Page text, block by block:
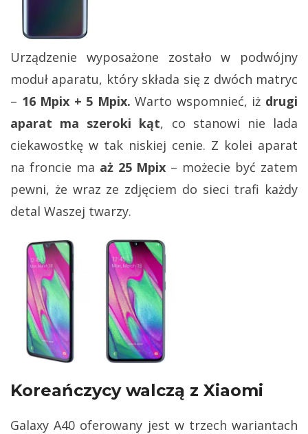
Urządzenie wyposażone zostało w podwójny
moduł aparatu, który składa się z dwóch matryc
– 16 Mpix + 5 Mpix. Warto wspomnieć, iż drugi
aparat ma szeroki kąt, co stanowi nie lada
ciekawostkę w tak niskiej cenie. Z kolei aparat
na froncie ma aż 25 Mpix – możecie być zatem
pewni, że wraz ze zdjęciem do sieci trafi każdy
detal Waszej twarzy.
Koreańczycy walczą z Xiaomi
Galaxy A40 oferowany jest w trzech wariantach